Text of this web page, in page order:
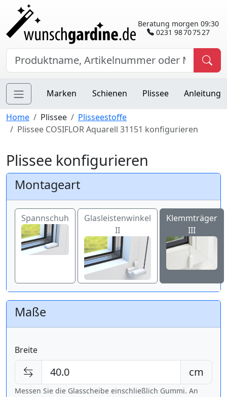
Beratung morgen 09:30
0231 98 70 75 27
Marken Schienen Plissee Anleitung
Home Plissee
Plisseestoffe
Plissee COSIFLOR Aquarell 31151 konfigurieren
Plissee konfigurieren
Montageart
Spannschuh
Glasleistenwinkel
II
Klemmträger
III
Maße
Breite
cm
Messen Sie die Glasscheibe einschließlich Gummi. An